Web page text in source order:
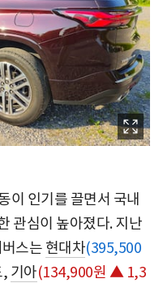
이 인기를 끌면서 국내
관심이 높아졌다. 지난
스는 현대차(395,500
, 기아(134,900원 ▲ 1,3